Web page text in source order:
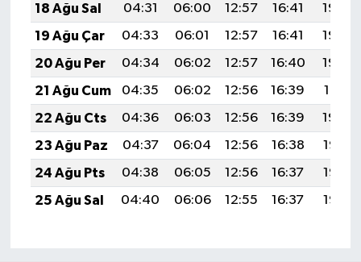
18 Ağu Sal
04:31 06:00 12:57 16:41
19:44
19 Ağu Çar
04:33 06:01 12:57 16:41
19:43
20 Ağu Per
04:34 06:02 12:57 16:40
19:42
21 Ağu Cum
04:35 06:02 12:56 16:39
19:41
22 Ağu Cts
04:36 06:03 12:56 16:39
19:39
23 Ağu Paz
04:37 06:04 12:56 16:38
19:38
24 Ağu Pts
04:38 06:05 12:56 16:37
19:37
25 Ağu Sal
04:40 06:06 12:55 16:37 19:35